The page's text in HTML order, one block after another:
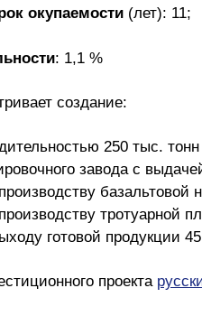
окупаемости (лет): 11;
: 1,1 %
создание:
250 тыс.
завода с
тротуарной
готовой продукции
проекта